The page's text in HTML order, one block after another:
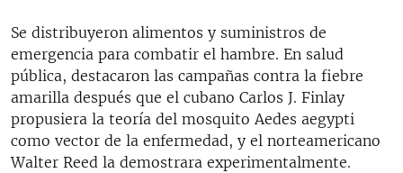
Se distribuyeron alimentos y suministros de
emergencia para combatir el hambre. En salud
pública, destacaron las campañas contra la fiebre
amarilla después que el cubano Carlos J. Finlay
propusiera la teoría del mosquito Aedes aegypti
como vector de la enfermedad, y el norteamericano
Walter Reed la demostrara experimentalmente.